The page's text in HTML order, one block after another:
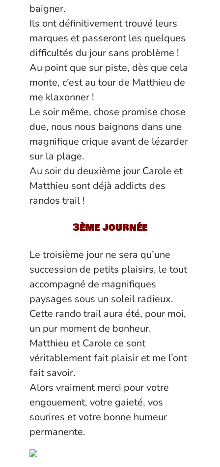
baigner.
Ils ont définitivement trouvé leurs
marques et passeront les quelques
difficultés du jour sans problème !
Au point que sur piste, dès que cela
monte, c’est au tour de Matthieu de
me klaxonner !
Le soir même, chose promise chose
due, nous nous baignons dans une
magnifique crique avant de lézarder
sur la plage.
Au soir du deuxième jour Carole et
Matthieu sont déjà addicts des
randos trail !
3ème journée
Le troisième jour ne sera qu’une
succession de petits plaisirs, le tout
accompagné de magnifiques
paysages sous un soleil radieux.
Cette rando trail aura été, pour moi,
un pur moment de bonheur.
Matthieu et Carole ce sont
véritablement fait plaisir et me l’ont
fait savoir.
Alors vraiment merci pour votre
engouement, votre gaieté, vos
sourires et votre bonne humeur
permanente.